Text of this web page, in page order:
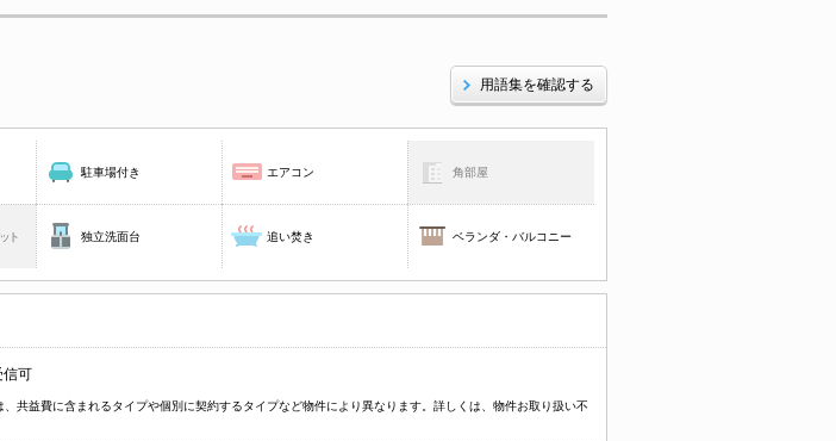
用語集を確認する
駐車場付き エアコン 角部屋
ト 独立洗面台 追い焚き ベランダ・バルコニー
可
益費に含まれるタイプや個別に契約するタイプなど物件により異なります。詳しくは、物件お取り扱い不